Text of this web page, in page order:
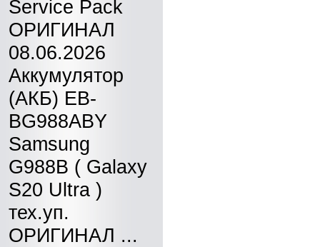
Service Pack
ОРИГИНАЛ
08.06.2026
Аккумулятор
(АКБ) EB-
BG988ABY
Samsung
G988B ( Galaxy
S20 Ultra )
тех.уп.
ОРИГИНАЛ ...